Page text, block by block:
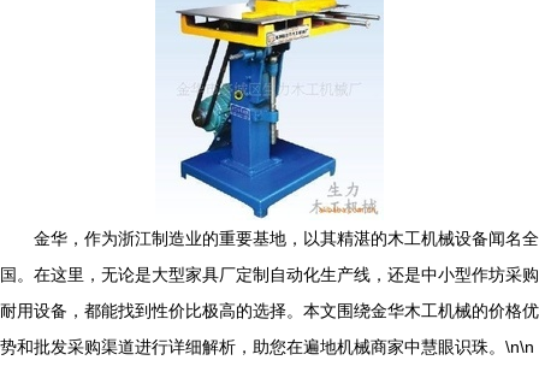
金华，作为浙江制造业的重要基地，以其精湛的木工机械设备闻名全
国。在这里，无论是大型家具厂定制自动化生产线，还是中小型作坊采购
耐用设备，都能找到性价比极高的选择。本文围绕金华木工机械的价格优
势和批发采购渠道进行详细解析，助您在遍地机械商家中慧眼识珠。\n\n